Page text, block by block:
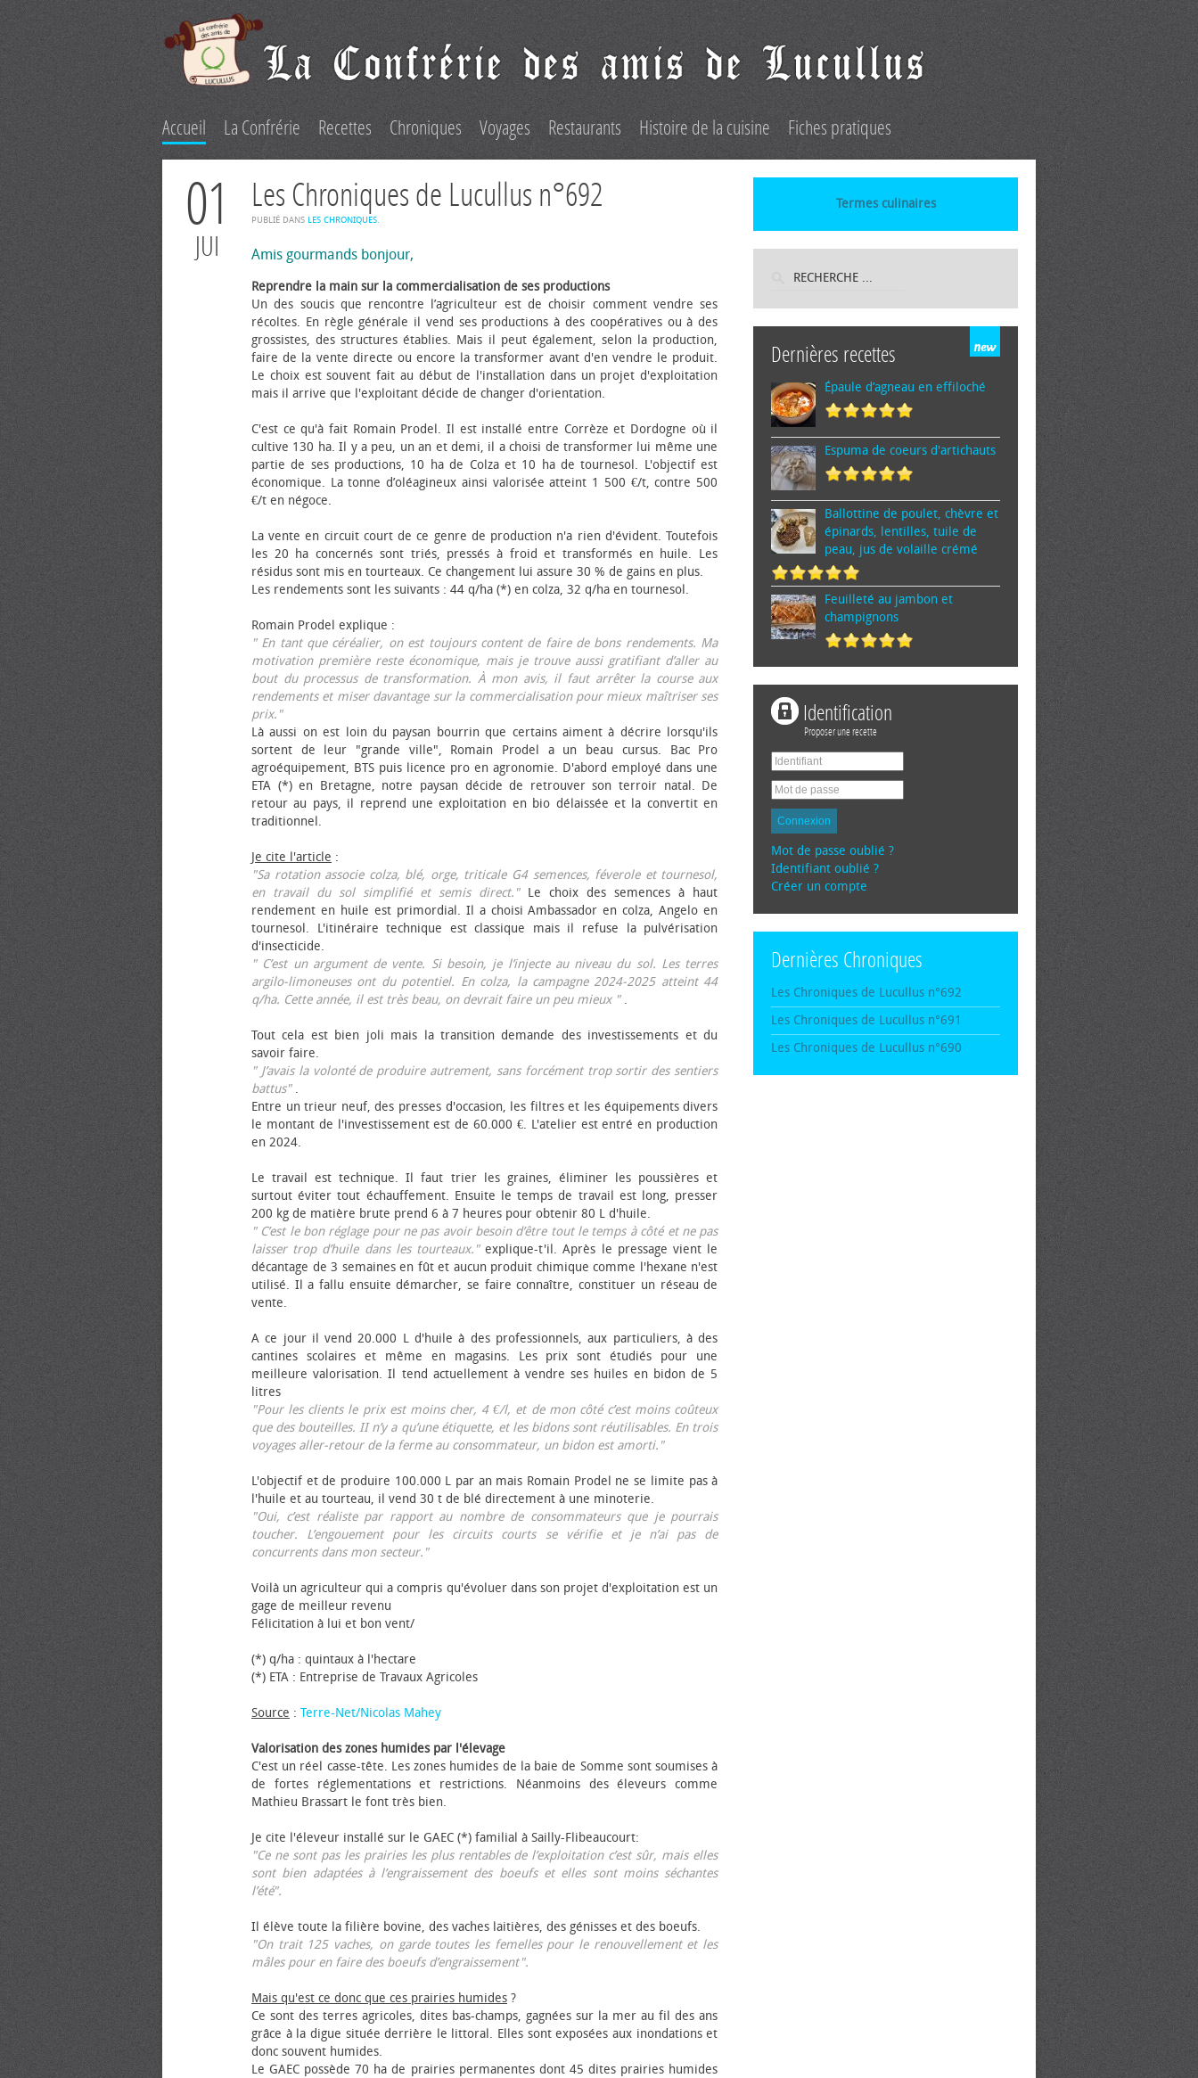
Accueil La Confrérie Recettes Chroniques Voyages Restaurants Histoire de la cuisine Fiches pratiques
01
JUI
Les Chroniques de Lucullus n°692
PUBLIÉ DANS LES CHRONIQUES.
Amis gourmands bonjour,
Reprendre la main sur la commercialisation de ses productions
Un des soucis que rencontre l’agriculteur est de choisir comment vendre ses
récoltes. En règle générale il vend ses productions à des coopératives ou à des
grossistes, des structures établies. Mais il peut également, selon la production,
faire de la vente directe ou encore la transformer avant d'en vendre le produit.
Le choix est souvent fait au début de l'installation dans un projet d'exploitation
mais il arrive que l'exploitant décide de changer d'orientation.
C'est ce qu'à fait Romain Prodel. Il est installé entre Corrèze et Dordogne où il
cultive 130 ha. Il y a peu, un an et demi, il a choisi de transformer lui même une
partie de ses productions, 10 ha de Colza et 10 ha de tournesol. L'objectif est
économique. La tonne d’oléagineux ainsi valorisée atteint 1 500 €/t, contre 500
€/t en négoce.
La vente en circuit court de ce genre de production n'a rien d'évident. Toutefois
les 20 ha concernés sont triés, pressés à froid et transformés en huile. Les
résidus sont mis en tourteaux. Ce changement lui assure 30 % de gains en plus.
Les rendements sont les suivants : 44 q/ha (*) en colza, 32 q/ha en tournesol.
Romain Prodel explique :
" En tant que céréalier, on est toujours content de faire de bons rendements. Ma
motivation première reste économique, mais je trouve aussi gratifiant d’aller au
bout du processus de transformation. À mon avis, il faut arrêter la course aux
rendements et miser davantage sur la commercialisation pour mieux maîtriser ses
prix."
Là aussi on est loin du paysan bourrin que certains aiment à décrire lorsqu'ils
sortent de leur "grande ville", Romain Prodel a un beau cursus. Bac Pro
agroéquipement, BTS puis licence pro en agronomie. D'abord employé dans une
ETA (*) en Bretagne, notre paysan décide de retrouver son terroir natal. De
retour au pays, il reprend une exploitation en bio délaissée et la convertit en
traditionnel.
Je cite l'article :
"Sa rotation associe colza, blé, orge, triticale G4 semences, féverole et tournesol,
en travail du sol simplifié et semis direct."Le choix des semences à haut
rendement en huile est primordial. Il a choisi Ambassador en colza, Angelo en
tournesol. L'itinéraire technique est classique mais il refuse la pulvérisation
d'insecticide.
" C’est un argument de vente. Si besoin, je l’injecte au niveau du sol. Les terres
argilo-limoneuses ont du potentiel. En colza, la campagne 2024-2025 atteint 44
q/ha. Cette année, il est très beau, on devrait faire un peu mieux ".
Tout cela est bien joli mais la transition demande des investissements et du
savoir faire.
" J’avais la volonté de produire autrement, sans forcément trop sortir des sentiers
battus".
Entre un trieur neuf, des presses d'occasion, les filtres et les équipements divers
le montant de l'investissement est de 60.000 €. L'atelier est entré en production
en 2024.
Le travail est technique. Il faut trier les graines, éliminer les poussières et
surtout éviter tout échauffement. Ensuite le temps de travail est long, presser
200 kg de matière brute prend 6 à 7 heures pour obtenir 80 L d'huile.
" C’est le bon réglage pour ne pas avoir besoin d’être tout le temps à côté et ne pas
laisser trop d’huile dans les tourteaux."explique-t'il. Après le pressage vient le
décantage de 3 semaines en fût et aucun produit chimique comme l'hexane n'est
utilisé. Il a fallu ensuite démarcher, se faire connaître, constituer un réseau de
vente.
A ce jour il vend 20.000 L d'huile à des professionnels, aux particuliers, à des
cantines scolaires et même en magasins. Les prix sont étudiés pour une
meilleure valorisation. Il tend actuellement à vendre ses huiles en bidon de 5
litres
"Pour les clients le prix est moins cher, 4 €/l, et de mon côté c’est moins coûteux
que des bouteilles. II n’y a qu’une étiquette, et les bidons sont réutilisables. En trois
voyages aller-retour de la ferme au consommateur, un bidon est amorti."
L'objectif et de produire 100.000 L par an mais Romain Prodel ne se limite pas à
l'huile et au tourteau, il vend 30 t de blé directement à une minoterie.
"Oui, c’est réaliste par rapport au nombre de consommateurs que je pourrais
toucher. L’engouement pour les circuits courts se vérifie et je n’ai pas de
concurrents dans mon secteur."
Voilà un agriculteur qui a compris qu'évoluer dans son projet d'exploitation est un
gage de meilleur revenu
Félicitation à lui et bon vent/
(*) q/ha : quintaux à l'hectare
(*) ETA : Entreprise de Travaux Agricoles
Source : Terre-Net/Nicolas Mahey
Valorisation des zones humides par l'élevage
C'est un réel casse-tête. Les zones humides de la baie de Somme sont soumises à
de fortes réglementations et restrictions. Néanmoins des éleveurs comme
Mathieu Brassart le font très bien.
Je cite l'éleveur installé sur le GAEC (*) familial à Sailly-Flibeaucourt:
"Ce ne sont pas les prairies les plus rentables de l’exploitation c’est sûr, mais elles
sont bien adaptées à l’engraissement des bœufs et elles sont moins séchantes
l’été".
Il élève toute la filière bovine, des vaches laitières, des génisses et des bœufs.
"On trait 125 vaches, on garde toutes les femelles pour le renouvellement et les
mâles pour en faire des bœufs d’engraissement".
Mais qu'est ce donc que ces prairies humides ?
Ce sont des terres agricoles, dites bas-champs, gagnées sur la mer au fil des ans
grâce à la digue située derrière le littoral. Elles sont exposées aux inondations et
donc souvent humides.
Le GAEC possède 70 ha de prairies permanentes dont 45 dites prairies humides
Termes culinaires
Dernières recettes
Épaule d’agneau en effiloché
Espuma de cœurs d'artichauts
Ballottine de poulet, chèvre et
épinards, lentilles, tuile de
peau, jus de volaille crémé
Feuilleté au jambon et
champignons
Identification
Proposer une recette
Connexion
Mot de passe oublié ?
Identifiant oublié ?
Créer un compte
Dernières Chroniques
Les Chroniques de Lucullus n°692
Les Chroniques de Lucullus n°691
Les Chroniques de Lucullus n°690